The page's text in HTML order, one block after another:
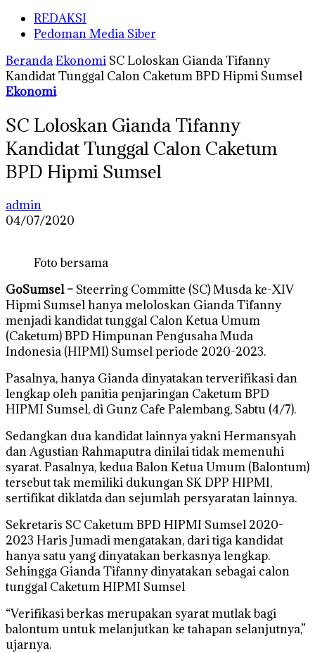
REDAKSI
Pedoman Media Siber
BerandaEkonomi SC Loloskan Gianda Tifanny
Kandidat Tunggal Calon Caketum BPD Hipmi Sumsel
Ekonomi
SC Loloskan Gianda Tifanny
Kandidat Tunggal Calon Caketum
BPD Hipmi Sumsel
admin
04/07/2020
Foto bersama
GoSumsel – Steerring Committe (SC) Musda ke-XIV
Hipmi Sumsel hanya meloloskan Gianda Tifanny
menjadi kandidat tunggal Calon Ketua Umum
(Caketum) BPD Himpunan Pengusaha Muda
Indonesia (HIPMI) Sumsel periode 2020-2023.
Pasalnya, hanya Gianda dinyatakan terverifikasi dan
lengkap oleh panitia penjaringan Caketum BPD
HIPMI Sumsel, di Gunz Cafe Palembang, Sabtu (4/7).
Sedangkan dua kandidat lainnya yakni Hermansyah
dan Agustian Rahmaputra dinilai tidak memenuhi
syarat. Pasalnya, kedua Balon Ketua Umum (Balontum)
tersebut tak memiliki dukungan SK DPP HIPMI,
sertifikat diklatda dan sejumlah persyaratan lainnya.
Sekretaris SC Caketum BPD HIPMI Sumsel 2020-
2023 Haris Jumadi mengatakan, dari tiga kandidat
hanya satu yang dinyatakan berkasnya lengkap.
Sehingga Gianda Tifanny dinyatakan sebagai calon
tunggal Caketum HIPMI Sumsel
“Verifikasi berkas merupakan syarat mutlak bagi
balontum untuk melanjutkan ke tahapan selanjutnya,”
ujarnya.